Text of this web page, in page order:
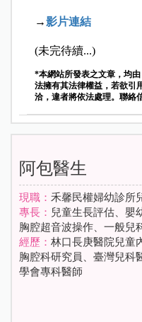
→影片連結
(未完待續...)
*本網站所發表之文章，均
法擁有其法律權益，若欲引
洽，違者將依法處理。聯絡
阿包醫生
現職： 禾馨民權婦幼診所
專長： 兒童生長評估、嬰
胸腔超音波操作、一般兒
經歷： 林口長庚醫院兒童
胸腔科研究員、臺灣兒科
學會專科醫師